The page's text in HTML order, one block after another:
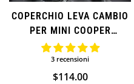
COPERCHIO LEVA CAMBIO
PER MINI COOPER
(AGGIUNTIVO)
3 recensioni
Prezzo
$114.00